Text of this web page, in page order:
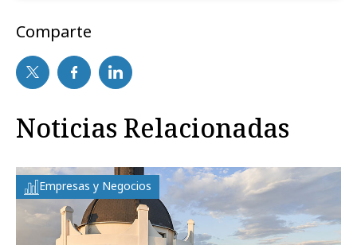
Comparte
Noticias Relacionadas
Empresas y Negocios